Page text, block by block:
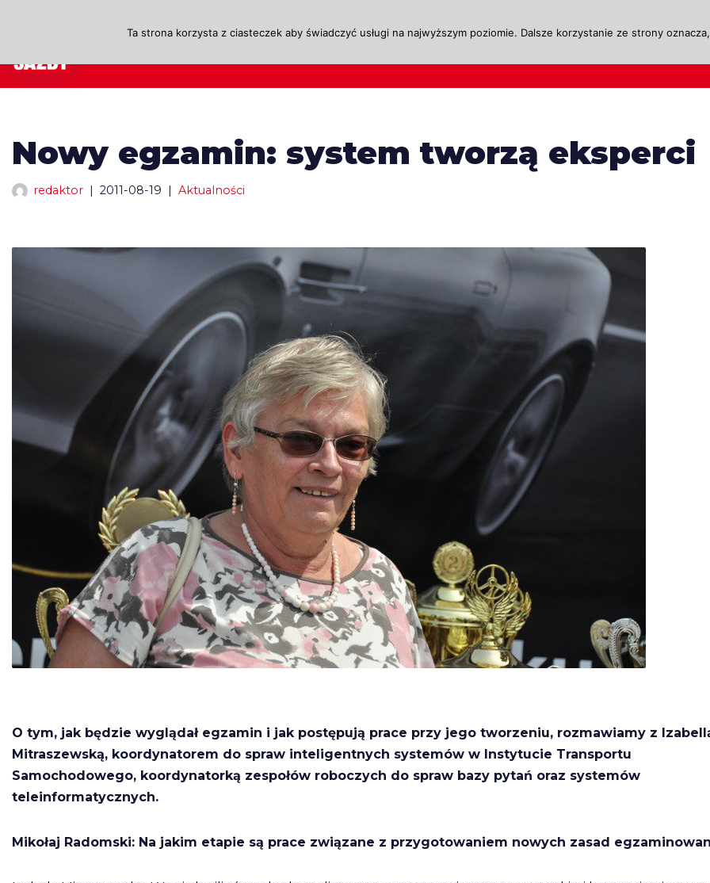
do
treści
Nowy egzamin: system tworzą eksperci
redaktor 2011-08-19 Aktualności
O tym, jak będzie wyglądał egzamin i jak postępują prace przy jego tworzeniu, rozmawiamy z
Mitraszewską, koordynatorem do spraw inteligentnych systemów w Instytucie Transportu
Samochodowego, koordynatorką zespołów roboczych do spraw bazy pytań oraz systemów
teleinformatycznych.
Mikołaj Radomski: Na jakim etapie są prace związane z przygotowaniem nowych zasad
Ta strona korzysta z ciasteczek aby świadczyć usługi na najwyższym poziomie. Dalsze korzystanie ze strony